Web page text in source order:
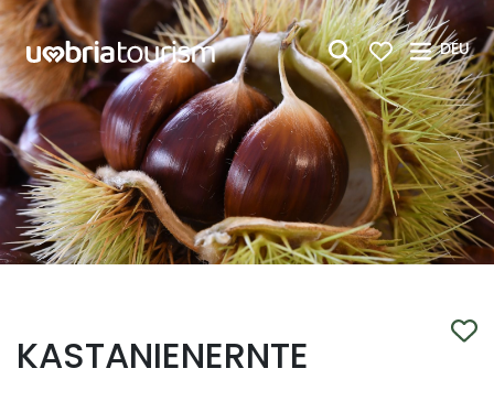
Zum Hauptinhalt springen
DEU
KASTANIENERNTE